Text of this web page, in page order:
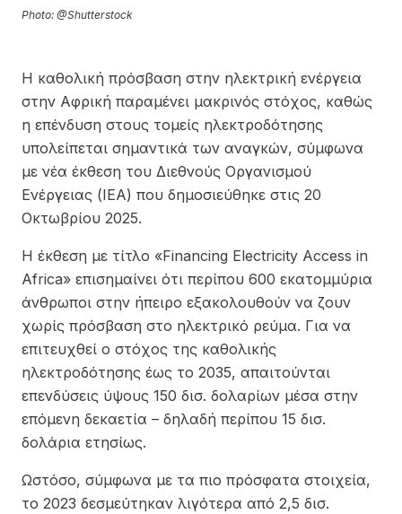
Photo: @Shutterstock
Η καθολική πρόσβαση στην ηλεκτρική ενέργεια
στην Αφρική παραμένει μακρινός στόχος, καθώς
η επένδυση στους τομείς ηλεκτροδότησης
υπολείπεται σημαντικά των αναγκών, σύμφωνα
με νέα έκθεση του Διεθνούς Οργανισμού
Ενέργειας (IEA) που δημοσιεύθηκε στις 20
Οκτωβρίου 2025.
Η έκθεση με τίτλο «Financing Electricity Access in
Africa» επισημαίνει ότι περίπου 600 εκατομμύρια
άνθρωποι στην ήπειρο εξακολουθούν να ζουν
χωρίς πρόσβαση στο ηλεκτρικό ρεύμα. Για να
επιτευχθεί ο στόχος της καθολικής
ηλεκτροδότησης έως το 2035, απαιτούνται
επενδύσεις ύψους 150 δισ. δολαρίων μέσα στην
επόμενη δεκαετία – δηλαδή περίπου 15 δισ.
δολάρια ετησίως.
Ωστόσο, σύμφωνα με τα πιο πρόσφατα στοιχεία,
το 2023 δεσμεύτηκαν λιγότερα από 2,5 δισ.